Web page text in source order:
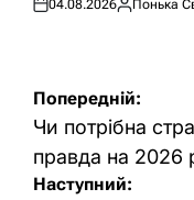
Оприлюднено
04.08.2026 Понька
Навігація
записів
Попередній:
Чи потрібна
правда на 2026
Наступний: